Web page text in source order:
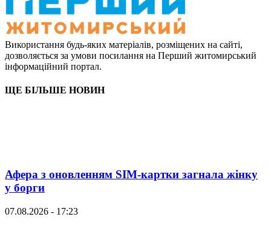
Використання будь-яких матеріалів, розміщених на сайті,
дозволяється за умови посилання на Перший житомирський
інформаційний портал.
ЩЕ БІЛЬШЕ НОВИН
Афера з оновленням SIM-картки загнала жінку
у борги
07.08.2026 - 17:23